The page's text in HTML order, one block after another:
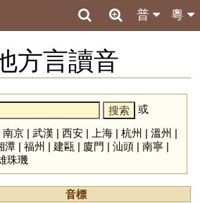
粵
普
方言讀音
或
南京| 武漢 | 西安| 上海| 杭州 | 溫州 |
潭| 福州 | 建甌 | 廈門 | 汕頭| 南寧|
珠璣
音標